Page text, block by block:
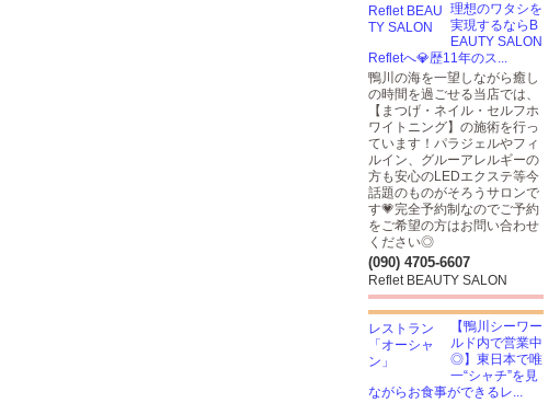
理想のワタシを
実現するならB
EAUTY SALON
Refletへ💎歴11年のス...
鴨川の海を一望しながら癒し
の時間を過ごせる当店では、
【まつげ・ネイル・セルフホ
ワイトニング】の施術を行っ
ています！パラジェルやフィ
ルイン、グルーアレルギーの
方も安心のLEDエクステ等今
話題のものがそろうサロンで
す💗完全予約制なのでご予約
をご希望の方はお問い合わせ
ください◎
(090) 4705-6607
Reflet BEAUTY SALON
【鴨川シーワー
ルド内で営業中
◎】東日本で唯
一“シャチ”を見
ながらお食事ができるレ...